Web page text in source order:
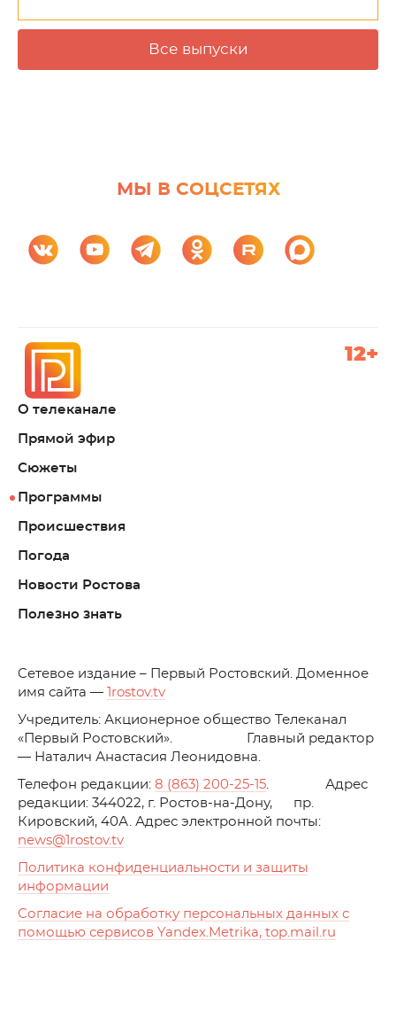
Все выпуски
МЫ В СОЦСЕТЯХ
О телеканале
Прямой эфир
Сюжеты
Программы
Происшествия
Погода
Новости Ростова
Полезно знать
12+
Cетевое издание – Первый Ростовский. Доменное
имя сайта —
1rostov.tv
Учредитель: Акционерное общество Телеканал
«Первый Ростовский». Главный редактор
— Наталич Анастасия Леонидовна.
Телефон редакции: 8 (863) 200-25-15. Адрес
редакции: 344022, г. Ростов-на-Дону, пр.
Кировский, 40А. Адрес электронной почты:
news@1rostov.tv
Политика конфиденциальности и защиты
информации
Согласие на обработку персональных данных с
помощью сервисов Yandex.Metrika, top.mail.ru